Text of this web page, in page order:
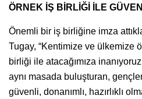
ÖRNEK İŞ BİRLİĞİ İLE
Önemli bir iş birliğine imza
Tugay, “Kentimize ve ülkemize
birliği ile atacağımıza
aynı masada buluşturan,
güvenli, donanımlı, hazırlıklı